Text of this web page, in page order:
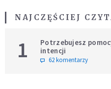
NAJCZĘŚCIEJ
1
Potrzebujesz
intencji
62 komentarzy